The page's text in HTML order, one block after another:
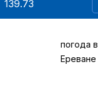
139.73
погода в
Ереване